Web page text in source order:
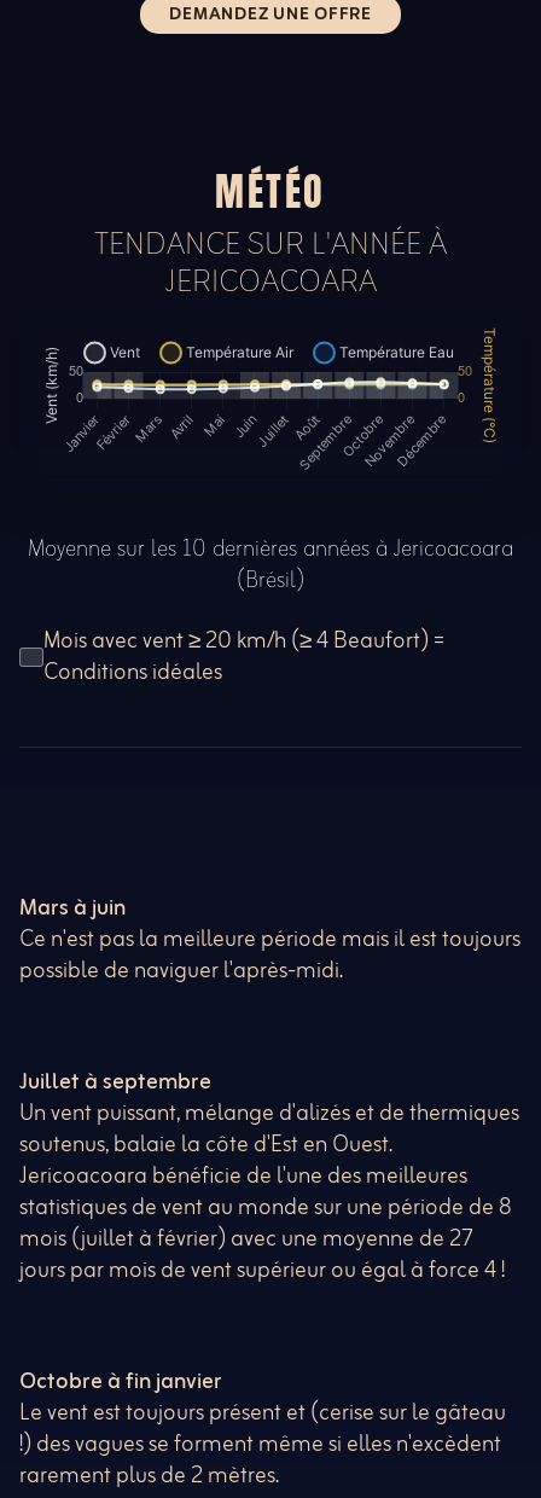
DEMANDEZ UNE OFFRE
MÉTÉO
TENDANCE SUR L'ANNÉE À
JERICOACOARA
Moyenne sur les 10 dernières années à Jericoacoara
(Brésil)
Mois avec vent ≥ 20 km/h (≥ 4 Beaufort) =
Conditions idéales
Mars à juin
Ce n'est pas la meilleure période mais il est toujours
possible de naviguer l'après-midi.
Juillet à septembre
Un vent puissant, mélange d'alizés et de thermiques
soutenus, balaie la côte d'Est en Ouest.
Jericoacoara bénéficie de l'une des meilleures
statistiques de vent au monde sur une période de 8
mois (juillet à février) avec une moyenne de 27
jours par mois de vent supérieur ou égal à force 4 !
Octobre à fin janvier
Le vent est toujours présent et (cerise sur le gâteau
!) des vagues se forment même si elles n'excèdent
rarement plus de 2 mètres.